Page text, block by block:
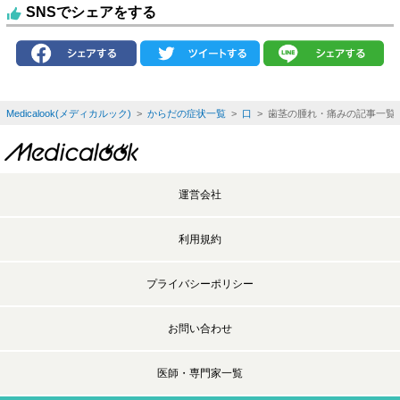
SNSでシェアをする
Medicalook(メディカルック) > からだの症状一覧> 口 > 歯茎の腫れ・痛みの記事一覧
運営会社
利用規約
プライバシーポリシー
お問い合わせ
医師・専門家一覧